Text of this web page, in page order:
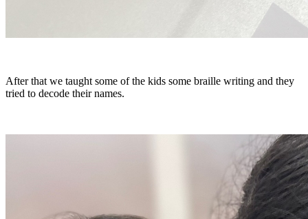
After that we taught some of the kids some braille writing and they
tried to decode their names.